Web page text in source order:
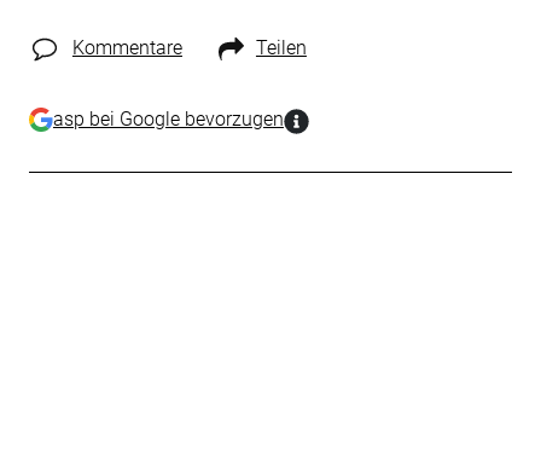
Kommentare Teilen
asp bei Google bevorzugen